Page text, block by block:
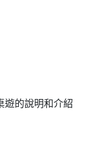
遊的說明和介紹